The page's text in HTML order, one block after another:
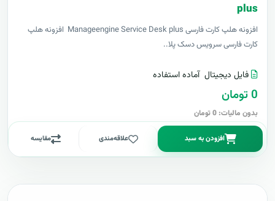
plus
افزونه هلپ کارت فارسی Manageengine Service Desk plus افزونه هلپ
کارت فارسی سرویس دسک پلا..
فایل دیجیتال آماده استفاده
0 تومان
بدون مالیات: 0 تومان
افزودن به سبد علاقه‌مندی مقایسه